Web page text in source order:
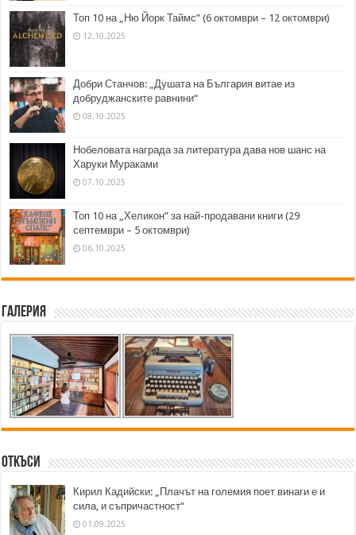
Топ 10 на „Ню Йорк Таймс” (6 октомври – 12 октомври)
12.10.2025
Добри Станчов: „Душата на България витае из
добруджанските равнини“
08.10.2025
Нобеловата награда за литература дава нов шанс на
Харуки Мураками
07.10.2025
Топ 10 на „Хеликон” за най-продавани книги (29
септември – 5 октомври)
06.10.2025
Галерия
Откъси
Кирил Кадийски: „Плачът на големия поет винаги е и
сила, и съпричастност“
01.09.2025